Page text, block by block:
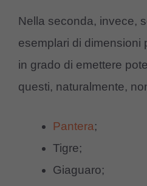
Nella seconda, invece,
esemplari di dimensioni
in grado di emettere
questi, naturalmente,
Pantera;
Tigre;
Giaguaro;